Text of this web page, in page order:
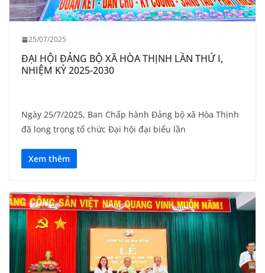
25/07/2025
ĐẠI HỘI ĐẢNG BỘ XÃ HÒA THỊNH LẦN THỨ I,
NHIỆM KỲ 2025-2030
Ngày 25/7/2025, Ban Chấp hành Đảng bộ xã Hòa Thịnh
đã long trọng tổ chức Đại hội đại biểu lần
Xem thêm